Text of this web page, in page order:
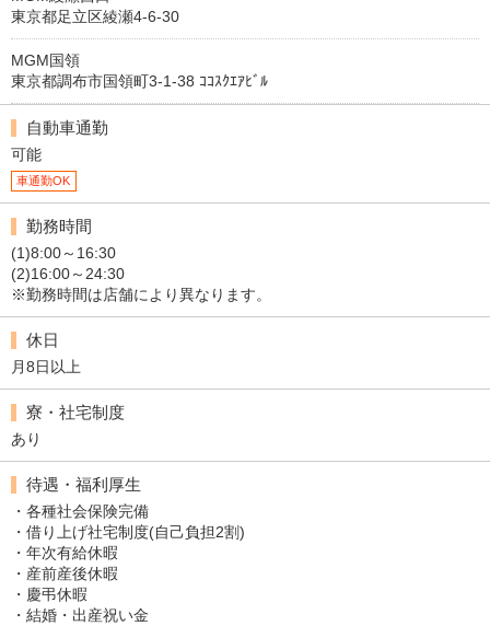
東京都足立区綾瀬4-6-30
MGM国領
東京都調布市国領町3-1-38 ｺｺｽｸｴｱﾋﾞﾙ
自動車通勤
可能
車通勤OK
勤務時間
(1)8:00～16:30
(2)16:00～24:30
※勤務時間は店舗により異なります。
休日
月8日以上
寮・社宅制度
あり
待遇・福利厚生
・各種社会保険完備
・借り上げ社宅制度(自己負担2割)
・年次有給休暇
・産前産後休暇
・慶弔休暇
・結婚・出産祝い金